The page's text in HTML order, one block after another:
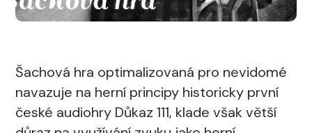
Šachová hra optimalizovaná pro nevidomé
navazuje na herní principy historicky první
české audiohry Důkaz 111, klade však větší